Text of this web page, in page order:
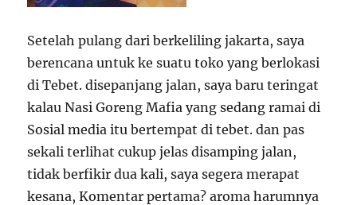
Setelah pulang dari berkeliling jakarta, saya
berencana untuk ke suatu toko yang berlokasi
di Tebet. disepanjang jalan, saya baru teringat
kalau Nasi Goreng Mafia yang sedang ramai di
Sosial media itu bertempat di tebet. dan pas
sekali terlihat cukup jelas disamping jalan,
tidak berfikir dua kali, saya segera merapat
kesana, Komentar pertama? aroma harumnya